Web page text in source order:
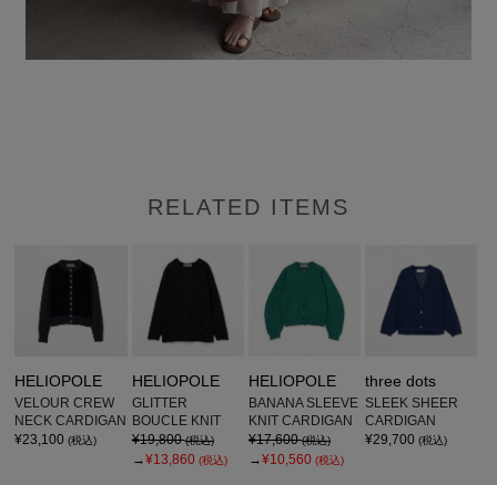
RELATED ITEMS
HELIOPOLE
VELOUR CREW
NECK CARDIGAN
¥23,100(税込)
HELIOPOLE
GLITTER
BOUCLE KNIT
¥19,800(税込)
→¥13,860 (税込)
HELIOPOLE
BANANA SLEEVE
KNIT CARDIGAN
¥17,600(税込)
→¥10,560 (税込)
three dots
SLEEK SHEER
CARDIGAN
¥29,700(税込)